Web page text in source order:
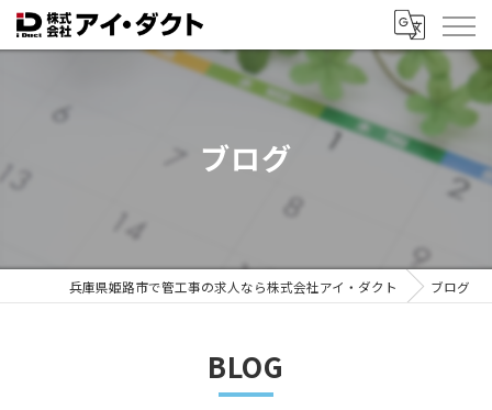
ブログ
兵庫県姫路市で管工事の求人なら株式会社アイ・ダクト ブログ
BLOG